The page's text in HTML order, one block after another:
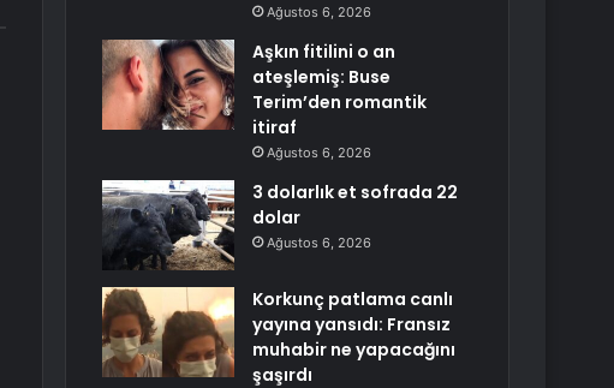
Ağustos 6, 2026
Aşkın fitilini o an
ateşlemiş: Buse
Terim’den romantik
itiraf
Ağustos 6, 2026
3 dolarlık et sofrada 22
dolar
Ağustos 6, 2026
Korkunç patlama canlı
yayına yansıdı: Fransız
muhabir ne yapacağını
şaşırdı